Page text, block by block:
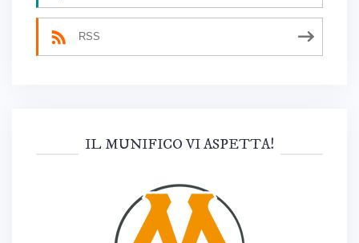
RSS
IL MUNIFICO VI ASPETTA!